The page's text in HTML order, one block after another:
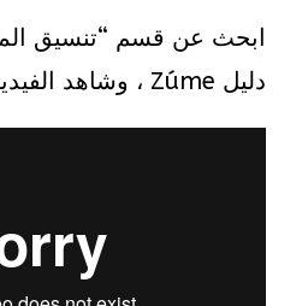
دليل Zúme ، وشاهد الفيديو أدناه.